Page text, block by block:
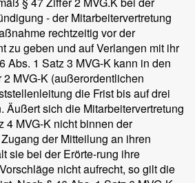
- der Mitarbeitervertretung
rechtzeitig vor der
zu geben und auf Verlangen mit ihr
Abs. 1 Satz 3 MVG-K kann in den
MVG-K (außerordentlichen
die Frist bis auf drei
Äußert sich die Mitarbeitervertretung
4 MVG-K nicht binnen der
der Mitteilung an ihren
sie bei der Erörte-rung ihre
nicht aufrecht, so gilt die